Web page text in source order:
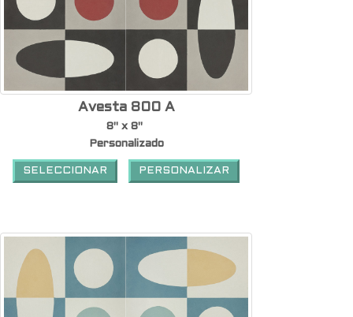
Avesta 800 A
8" x 8"
Personalizado
SELECCIONAR PERSONALIZAR